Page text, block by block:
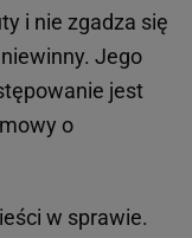
i nie zgadza się
Jego
jest
o
w sprawie.